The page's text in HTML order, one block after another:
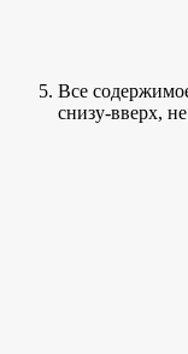
Все
снизу-вверх,